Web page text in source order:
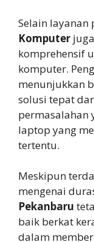
Selain layanan
Komputer
komprehensif
komputer.
menunjukkan
solusi tepat
permasalahan
laptop yang
tertentu.
Meskipun
mengenai
Pekanbaru
baik berkat
dalam